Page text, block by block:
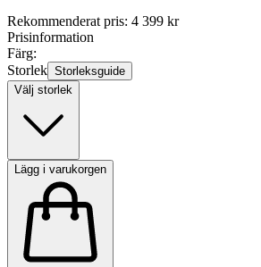
Rekommenderat pris: 4 399 kr
Prisinformation
Färg:
Storlek Storleksguide
Välj storlek
Lägg i varukorgen